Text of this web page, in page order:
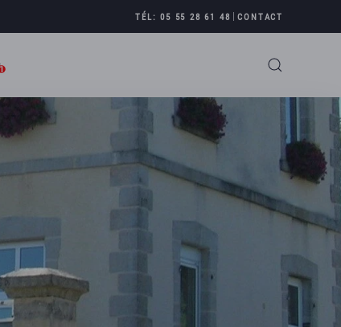
TÉL: 05 55 28 61 48 |CONTACT